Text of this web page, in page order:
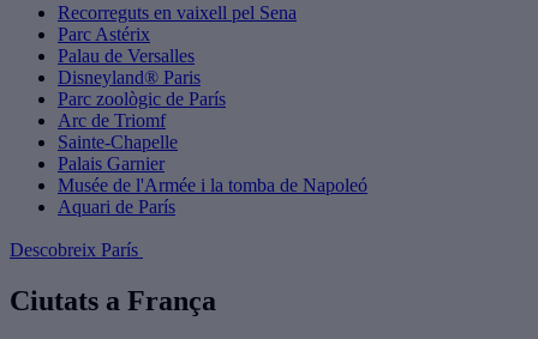
Recorreguts en vaixell pel Sena
Parc Astérix
Palau de Versalles
Disneyland® Paris
Parc zoològic de París
Arc de Triomf
Sainte-Chapelle
Palais Garnier
Musée de l'Armée i la tomba de Napoleó
Aquari de París
Descobreix París
Ciutats a França